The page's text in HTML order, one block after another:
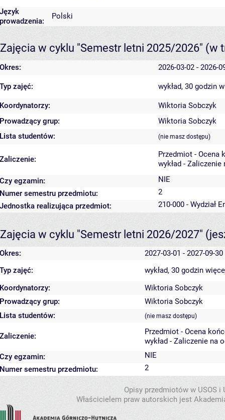
Język
prowadzenia:
Polski
Zajęcia w cyklu "Semestr letni 2025/2026" (w
Okres: 2026-03-02 - 2026-
Typ zajęć: wykład, 30 godzin
Koordynatorzy:
Wiktoria Sobczyk
Prowadzący grup:
Wiktoria Sobczyk
Lista studentów:
(nie masz dostępu)
Zaliczenie:
Przedmiot - Ocena
wykład - Zaliczenie
Czy egzamin:
NIE
Numer semestru przedmiotu:
2
Jednostka realizująca przedmiot:
210-000 - Wydział
Zajęcia w cyklu "Semestr letni 2026/2027"
Okres:
2027-03-01 - 2027-09-30
Typ zajęć:
wykład, 30 godzin
Koordynatorzy:
Wiktoria Sobczyk
Prowadzący grup:
Wiktoria Sobczyk
Lista studentów:
(nie masz dostępu)
Zaliczenie:
Przedmiot - Ocena
wykład - Zaliczenie na
Czy egzamin:
NIE
Numer semestru przedmiotu:
2
Opisy przedmiotów w USOS
Właścicielem praw autorskich jest